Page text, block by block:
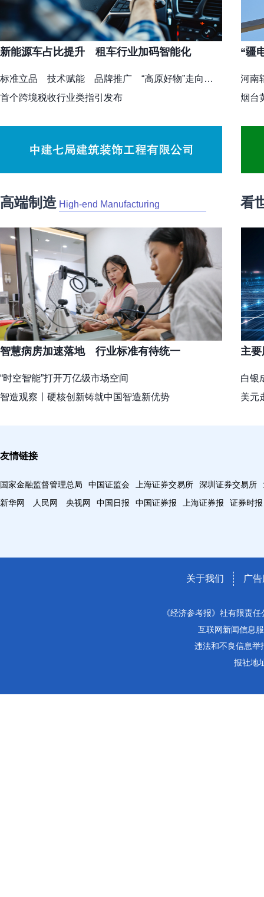
新能源车占比提升 租车行业加码智能化
标准立品 技术赋能 品牌推广 “高原好物”走向更广阔市场
首个跨境税收行业类指引发布
“疆
河南
烟台
高端制造 High-end Manufacturing
智慧病房加速落地 行业标准有待统一
“时空智能”打开万亿级市场空间
智造观察丨硬核创新铸就中国智造新优势
看
主
白银
美元
友情链接
国家金融监督管理总局 中国证监会 上海证券交易所 深圳证券交易所
新华网
人民网 央视网 中国日报 中国证券报 上海证券报 证券时报
关于我们 广
《经济参考报》社有限责
互联网新闻信息
违法和不良信息
报社地